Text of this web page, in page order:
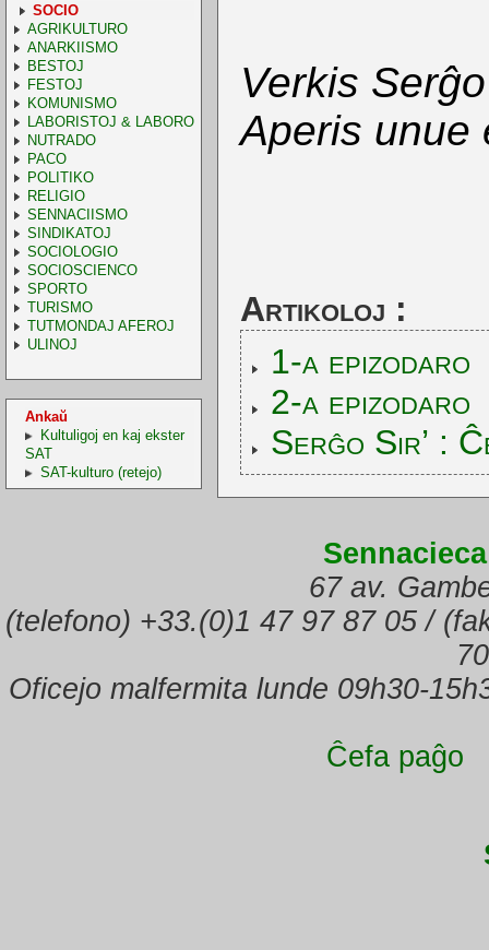
SOCIO
AGRIKULTURO
ANARKIISMO
BESTOJ
FESTOJ
KOMUNISMO
LABORISTOJ & LABORO
NUTRADO
PACO
POLITIKO
RELIGIO
SENNACIISMO
SINDIKATOJ
SOCIOLOGIO
SOCIOSCIENCO
SPORTO
TURISMO
TUTMONDAJ AFEROJ
ULINOJ
Ankaŭ
Kultuligoj en kaj ekster
SAT
SAT-kulturo (retejo)
Verkis Serĝo
Aperis
Artikoloj :
1-a epizodaro
2-a epizodaro
Serĝo Sir’ :
67 av.
(telefono) +33.(0)1 47 97 87 05 /
Oficejo malfermita lunde 09h30-
Ĉefa paĝo